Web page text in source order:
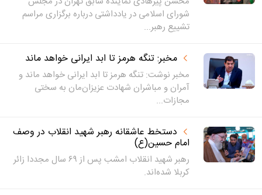
شورای اسلامی در یادداشتی درباره برگزاری مراسم
تشییع رهبر...
مخبر: تنگه هرمز تا ابد ایرانی خواهد ماند
مخبر نوشت: تنگه هرمز تا ابد ایرانی خواهد ماند و
آمران و مباشران شهادت عزیزان‌مان به سختی
مجازات...
دستخط عاشقانه رهبر شهید انقلاب در وصف
امام حسین(ع)
رهبر شهید انقلاب امشب پس از ۶۹ سال مجددا زائر
کربلا شده‌اند.